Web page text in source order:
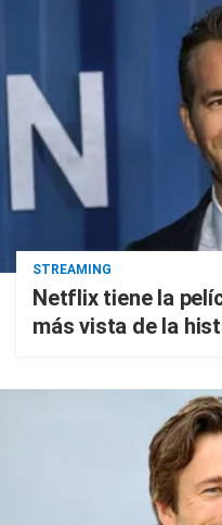
STREAMING
Netflix tiene la
más vista de la